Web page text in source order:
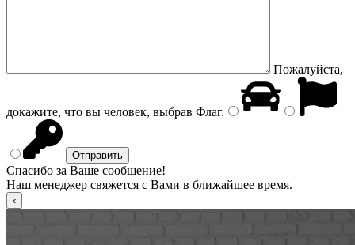
Пожалуйста,
докажите, что вы человек, выбрав Флаг.
Спасибо за Ваше сообщение!
Наш менеджер свяжется с Вами в ближайшее время.